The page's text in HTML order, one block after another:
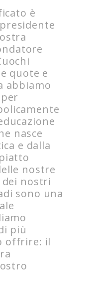
è
quote e
abbiamo
nasce
e dalla
nostre
nostri
sono una
più
offrire: il